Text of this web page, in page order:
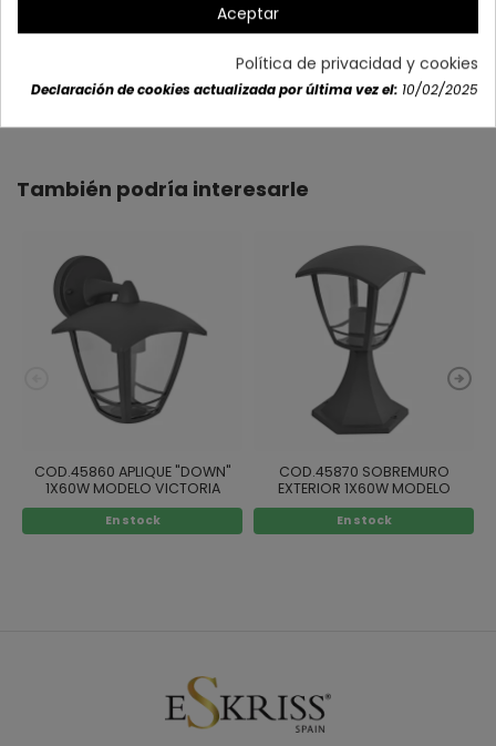
Detalles del producto
También podría interesarle
COD.45860 APLIQUE "DOWN"
1X60W MODELO VICTORIA
En stock
COD.45870 SOBREMURO
EXTERIOR 1X60W MODELO
VICTORIA
En stock
Aceptar
Política de privacidad y cookies
Declaración de cookies actualizada por última vez el: 10/02/2025